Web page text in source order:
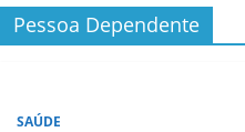
Pessoa Dependente
SAÚDE